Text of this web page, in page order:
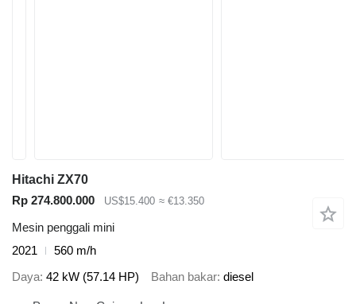
Hitachi ZX70
Rp 274.800.000
US$15.400 ≈ €13.350
Mesin penggali mini
2021
560 m/h
Daya 42 kW (57.14 HP) Bahan bakar diesel